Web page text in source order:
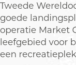
Tweede
goede
operatie Market
leefgebied voor
een